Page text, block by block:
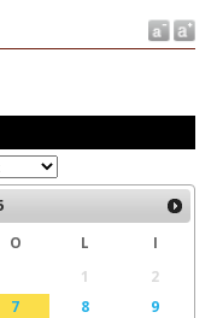
O L
I
1
2
7 8
9